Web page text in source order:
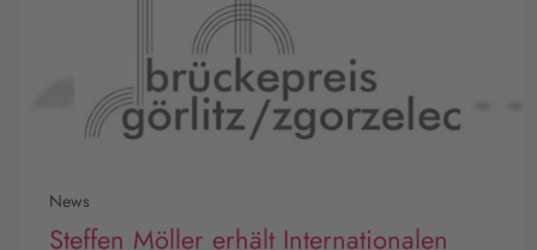
News
Steffen Möller erhält Internationalen